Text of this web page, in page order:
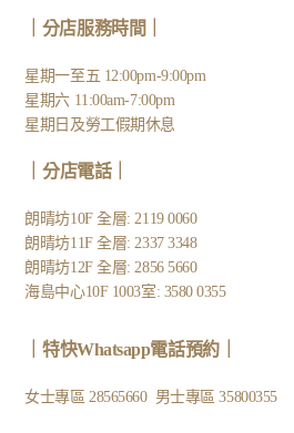
｜分店服務時間｜
星期一至五 12:00pm-9:00pm
星期六 11:00am-7:00pm
星期日及勞工假期休息
分店電話｜
朗晴坊10F 全層: 2119 0060
朗晴坊11F 全層: 2337 3348
朗晴坊12F 全層: 2856 5660
海島中心10F 1003室: 3580 0355
特快Whatsapp電話預約｜
女士專區 28565660 男士專區35800355